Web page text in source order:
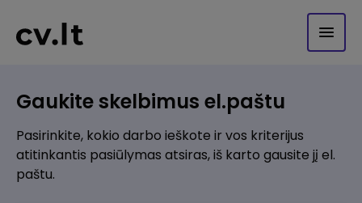
Gaukite skelbimus el.paštu
Pasirinkite, kokio darbo ieškote ir vos kriterijus
atitinkantis pasiūlymas atsiras, iš karto gausite jį el.
paštu.